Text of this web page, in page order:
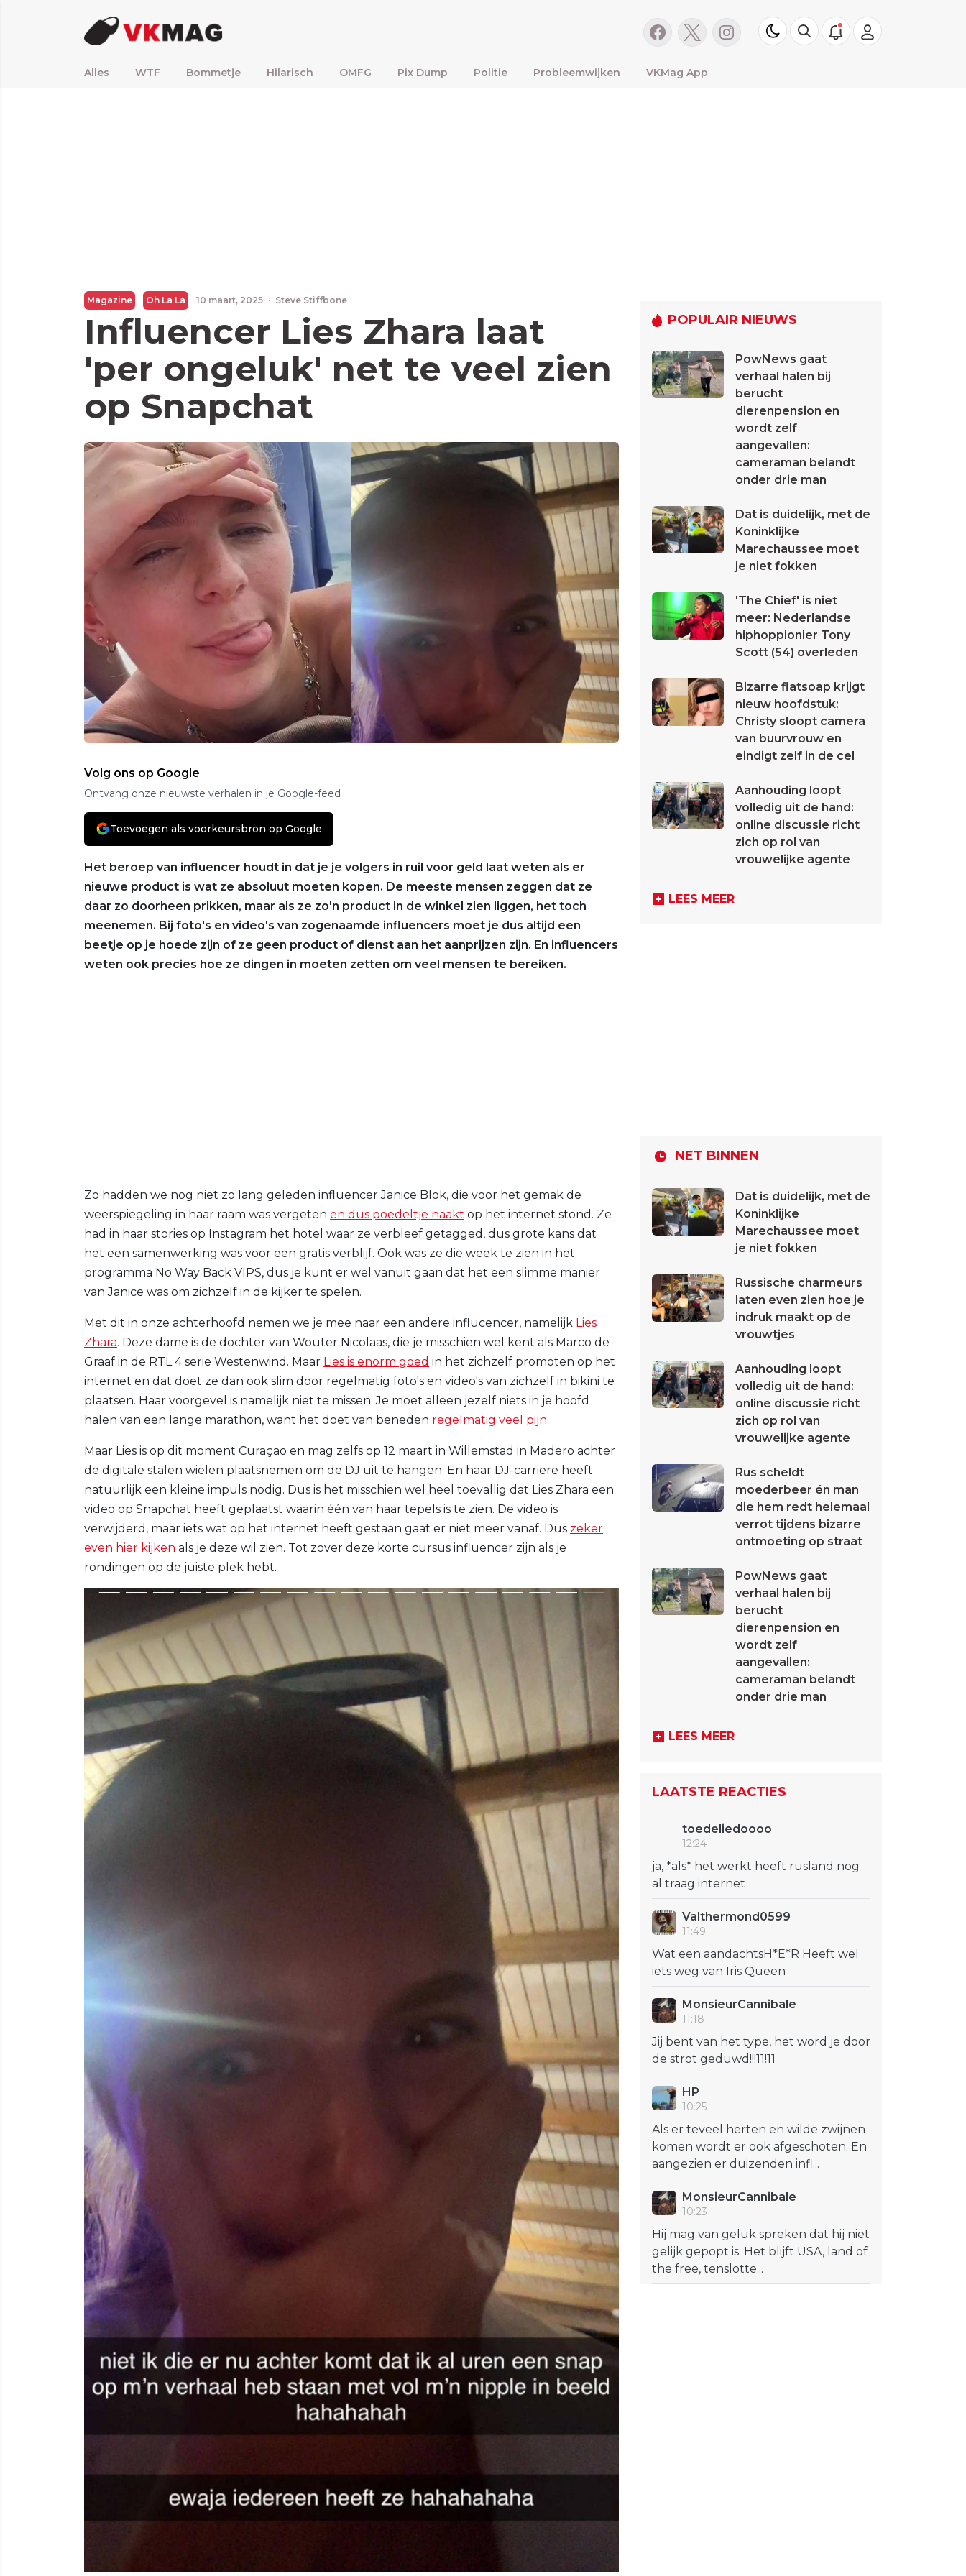
Alles WTF Bommetje Hilarisch OMFG Pix Dump Politie Probleemwijken VKMag App
Magazine Oh La La 10 maart, 2025 · Steve Stiffbone
Influencer Lies Zhara laat
'per ongeluk' net te veel zien
op Snapchat
Volg ons op Google
Ontvang onze nieuwste verhalen in je Google-feed
Toevoegen als voorkeursbron op Google
Het beroep van influencer houdt in dat je je volgers in ruil voor geld laat weten als er
nieuwe product is wat ze absoluut moeten kopen. De meeste mensen zeggen dat ze
daar zo doorheen prikken, maar als ze zo'n product in de winkel zien liggen, het toch
meenemen. Bij foto's en video's van zogenaamde influencers moet je dus altijd een
beetje op je hoede zijn of ze geen product of dienst aan het aanprijzen zijn. En influencers
weten ook precies hoe ze dingen in moeten zetten om veel mensen te bereiken.
Zo hadden we nog niet zo lang geleden influencer Janice Blok, die voor het gemak de
weerspiegeling in haar raam was vergeten en dus poedeltje naakt op het internet stond. Ze
had in haar stories op Instagram het hotel waar ze verbleef getagged, dus grote kans dat
het een samenwerking was voor een gratis verblijf. Ook was ze die week te zien in het
programma No Way Back VIPS, dus je kunt er wel vanuit gaan dat het een slimme manier
van Janice was om zichzelf in de kijker te spelen.
Met dit in onze achterhoofd nemen we je mee naar een andere influcencer, namelijk Lies
Zhara. Deze dame is de dochter van Wouter Nicolaas, die je misschien wel kent als Marco de
Graaf in de RTL 4 serie Westenwind. Maar Lies is enorm goed in het zichzelf promoten op het
internet en dat doet ze dan ook slim door regelmatig foto's en video's van zichzelf in bikini te
plaatsen. Haar voorgevel is namelijk niet te missen. Je moet alleen jezelf niets in je hoofd
halen van een lange marathon, want het doet van beneden regelmatig veel pijn.
Maar Lies is op dit moment Curaçao en mag zelfs op 12 maart in Willemstad in Madero achter
de digitale stalen wielen plaatsnemen om de DJ uit te hangen. En haar DJ-carriere heeft
natuurlijk een kleine impuls nodig. Dus is het misschien wel heel toevallig dat Lies Zhara een
video op Snapchat heeft geplaatst waarin één van haar tepels is te zien. De video is
verwijderd, maar iets wat op het internet heeft gestaan gaat er niet meer vanaf. Dus zeker
even hier kijken als je deze wil zien. Tot zover deze korte cursus influencer zijn als je
rondingen op de juiste plek hebt.
POPULAIR NIEUWS
PowNews gaat
verhaal halen bij
berucht
dierenpension en
wordt zelf
aangevallen:
cameraman belandt
onder drie man
Dat is duidelijk, met de
Koninklijke
Marechaussee moet
je niet fokken
'The Chief' is niet
meer: Nederlandse
hiphoppionier Tony
Scott (54) overleden
Bizarre flatsoap krijgt
nieuw hoofdstuk:
Christy sloopt camera
van buurvrouw en
eindigt zelf in de cel
Aanhouding loopt
volledig uit de hand:
online discussie richt
zich op rol van
vrouwelijke agente
LEES MEER
NET BINNEN
Dat is duidelijk, met de
Koninklijke
Marechaussee moet
je niet fokken
Russische charmeurs
laten even zien hoe je
indruk maakt op de
vrouwtjes
Aanhouding loopt
volledig uit de hand:
online discussie richt
zich op rol van
vrouwelijke agente
Rus scheldt
moederbeer én man
die hem redt helemaal
verrot tijdens bizarre
ontmoeting op straat
PowNews gaat
verhaal halen bij
berucht
dierenpension en
wordt zelf
aangevallen:
cameraman belandt
onder drie man
LEES MEER
LAATSTE REACTIES
toedeliedoooo
12:24
ja, *als* het werkt heeft rusland nog
al traag internet
Valthermond0599
11:49
Wat een aandachtsH*E*R Heeft wel
iets weg van Iris Queen
MonsieurCannibale
11:18
Jij bent van het type, het word je door
de strot geduwd!!!11!11
HP
10:25
Als er teveel herten en wilde zwijnen
komen wordt er ook afgeschoten. En
aangezien er duizenden infl...
MonsieurCannibale
10:23
Hij mag van geluk spreken dat hij niet
gelijk gepopt is. Het blijft USA, land of
the free, tenslotte...